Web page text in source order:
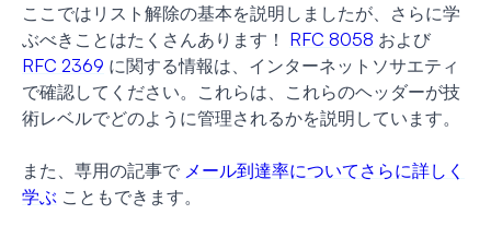
ここではリスト解除の基本を説明しましたが、さらに学
ぶべきことはたくさんあります！ RFC 8058 および
RFC 2369 に関する情報は、インターネットソサエティ
で確認してください。これらは、これらのヘッダーが技
術レベルでどのように管理されるかを説明しています。
また、専用の記事で メール到達率についてさらに詳しく
学ぶ こともできます。